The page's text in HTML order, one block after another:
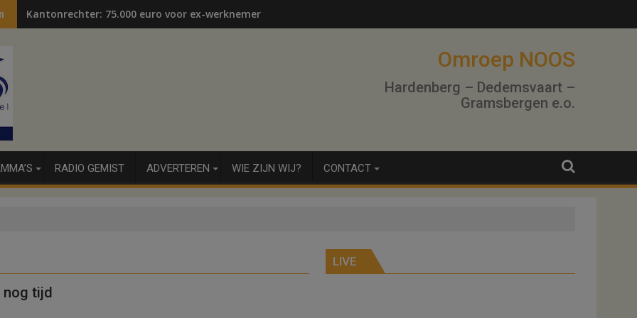
Kantonrechter: 75.000 euro voor ex-werknemers
Omroep NOOS
Hardenberg – Dedemsvaart –
Gramsbergen e.o.
RADIO GEMIST ADVERTEREN WIE ZIJN WIJ? CONTACT
nog tijd
LIVE